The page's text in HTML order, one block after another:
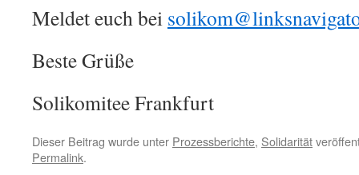
Meldet euch bei
Beste Grüße
Solikomitee Frankfurt
Dieser Beitrag wurde unter Prozessberichte, Solidarität
Permalink.